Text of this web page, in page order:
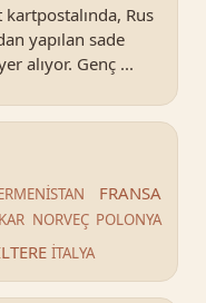
Rus
yapılan sade
alıyor. Genç ...
FRANSA
NORVEÇ POLONYA
İTALYA